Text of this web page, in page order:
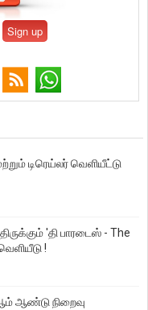
டிரெய்லர் வெளியீட்டு
'தி பாரடைஸ் - The
!
ஆண்டு நிறைவு